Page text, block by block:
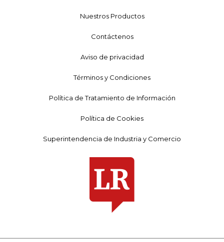
Nuestros Productos
Contáctenos
Aviso de privacidad
Términos y Condiciones
Política de Tratamiento de Información
Política de Cookies
Superintendencia de Industria y Comercio